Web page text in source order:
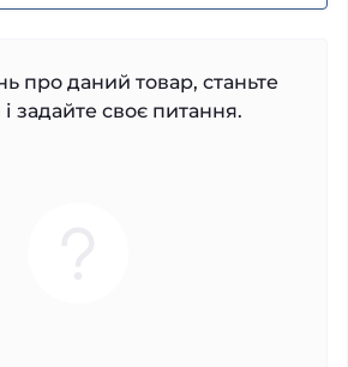
про даний товар, станьте
задайте своє питання.